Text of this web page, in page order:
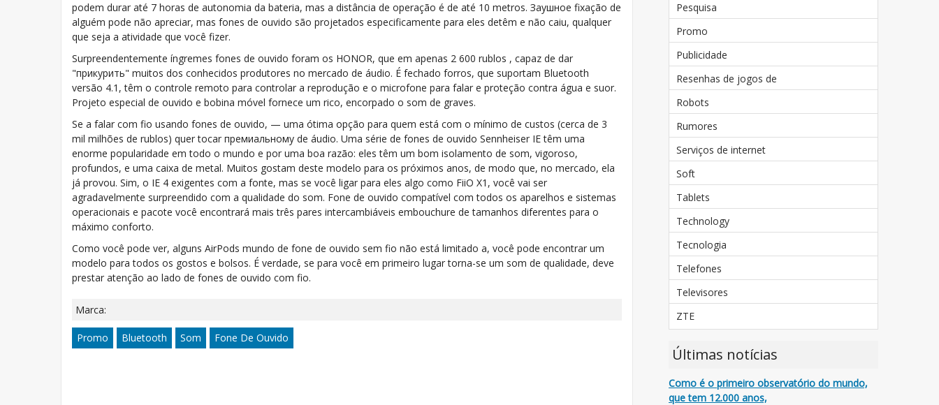
podem durar até 7 horas de autonomia da bateria, mas a distância de operação é de até 10 metros. Заушное fixação de
alguém pode não apreciar, mas fones de ouvido são projetados especificamente para eles detêm e não caiu, qualquer
que seja a atividade que você fizer.
Surpreendentemente íngremes fones de ouvido foram os HONOR, que em apenas 2 600 rublos , capaz de dar
"прикурить" muitos dos conhecidos produtores no mercado de áudio. É fechado forros, que suportam Bluetooth
versão 4.1, têm o controle remoto para controlar a reprodução e o microfone para falar e proteção contra água e suor.
Projeto especial de ouvido e bobina móvel fornece um rico, encorpado o som de graves.
Se a falar com fio usando fones de ouvido, — uma ótima opção para quem está com o mínimo de custos (cerca de 3
mil milhões de rublos) quer tocar премиальному de áudio. Uma série de fones de ouvido Sennheiser IE têm uma
enorme popularidade em todo o mundo e por uma boa razão: eles têm um bom isolamento de som, vigoroso,
profundos, e uma caixa de metal. Muitos gostam deste modelo para os próximos anos, de modo que, no mercado, ela
já provou. Sim, o IE 4 exigentes com a fonte, mas se você ligar para eles algo como FiiO X1, você vai ser
agradavelmente surpreendido com a qualidade do som. Fone de ouvido compatível com todos os aparelhos e sistemas
operacionais e pacote você encontrará mais três pares intercambiáveis embouchure de tamanhos diferentes para o
máximo conforto.
Como você pode ver, alguns AirPods mundo de fone de ouvido sem fio não está limitado a, você pode encontrar um
modelo para todos os gostos e bolsos. É verdade, se para você em primeiro lugar torna-se um som de qualidade, deve
prestar atenção ao lado de fones de ouvido com fio.
Marca:
Promo Bluetooth Som Fone De Ouvido
Pesquisa
Promo
Publicidade
Resenhas de jogos de
Robots
Rumores
Serviços de internet
Soft
Tablets
Technology
Tecnologia
Telefones
Televisores
ZTE
Últimas notícias
Como é o primeiro observatório do mundo,
que tem 12.000 anos,